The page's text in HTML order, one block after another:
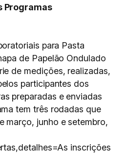
Programas
para Pasta
de Papelão Ondulado
de medições, realizadas,
participantes dos
preparadas e enviadas
tem três rodadas que
março, junho e setembro,
inscrições